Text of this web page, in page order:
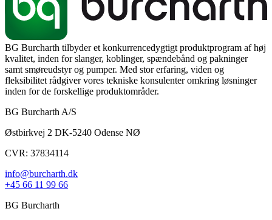
BG Burcharth tilbyder et konkurrencedygtigt produktprogram af høj
kvalitet, inden for slanger, koblinger, spændebånd og pakninger
samt smøreudstyr og pumper. Med stor erfaring, viden og
fleksibilitet rådgiver vores tekniske konsulenter omkring løsninger
inden for de forskellige produktområder.
BG Burcharth A/S
Østbirkvej 2 DK-5240 Odense NØ
CVR: 37834114
info@burcharth.dk
+45 66 11 99 66
BG Burcharth